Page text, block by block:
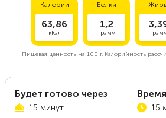
Калории
63,86
кКал
Белки
1,2
грамм
Пищевая ценность на 100 г.Калорийность
Будет готово через
15 минут 15